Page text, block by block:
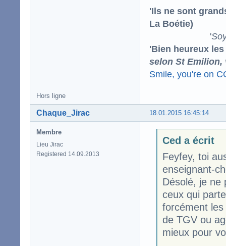
'Ils ne sont
La Boétie)
'
'Bien heureux
selon St Emilion,
Smile, you're on
Hors ligne
18.01.2015 16:45:14
Chaque_Jirac
Membre
Lieu Jirac
Registered 14.09.2013
Ced a écrit
Feyfey, toi
enseignant-
Désolé, je ne
ceux qui
forcément
de TGV ou
mieux pour